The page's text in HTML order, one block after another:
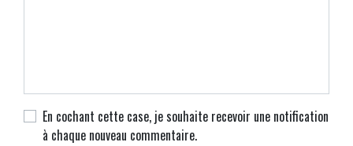
En cochant cette case, je souhaite recevoir une notification
à chaque nouveau commentaire.